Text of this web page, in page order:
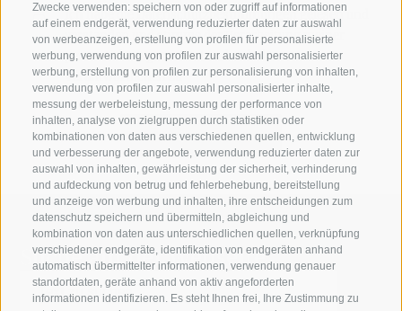
Zwecke verwenden: speichern von oder zugriff auf informationen
auf einem endgerät, verwendung reduzierter daten zur auswahl
von werbeanzeigen, erstellung von profilen für personalisierte
werbung, verwendung von profilen zur auswahl personalisierter
werbung, erstellung von profilen zur personalisierung von inhalten,
verwendung von profilen zur auswahl personalisierter inhalte,
messung der werbeleistung, messung der performance von
inhalten, analyse von zielgruppen durch statistiken oder
kombinationen von daten aus verschiedenen quellen, entwicklung
und verbesserung der angebote, verwendung reduzierter daten zur
auswahl von inhalten, gewährleistung der sicherheit, verhinderung
und aufdeckung von betrug und fehlerbehebung, bereitstellung
und anzeige von werbung und inhalten, ihre entscheidungen zum
datenschutz speichern und übermitteln, abgleichung und
kombination von daten aus unterschiedlichen quellen, verknüpfung
verschiedener endgeräte, identifikation von endgeräten anhand
automatisch übermittelter informationen, verwendung genauer
standortdaten, geräte anhand von aktiv angeforderten
informationen identifizieren. Es steht Ihnen frei, Ihre Zustimmung zu
Ich habe dieDatenschutzbestimmungengelesen und
verstanden und stimme der Verarbeitung meiner
personenbezogenen Daten durch den
Verantwortlichen zu
Suche auf der Webseite